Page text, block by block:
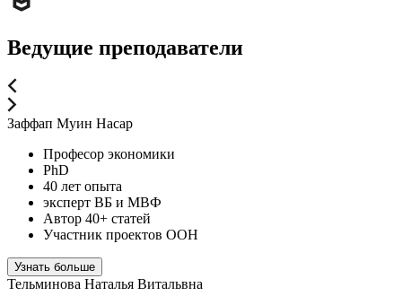
Ведущие преподаватели
Заффап Муин Насар
Професор экономики
PhD
40 лет опыта
эксперт ВБ и МВФ
Автор 40+ статей
Участник проектов ООН
Узнать больше
Тельминова Наталья Витальвна